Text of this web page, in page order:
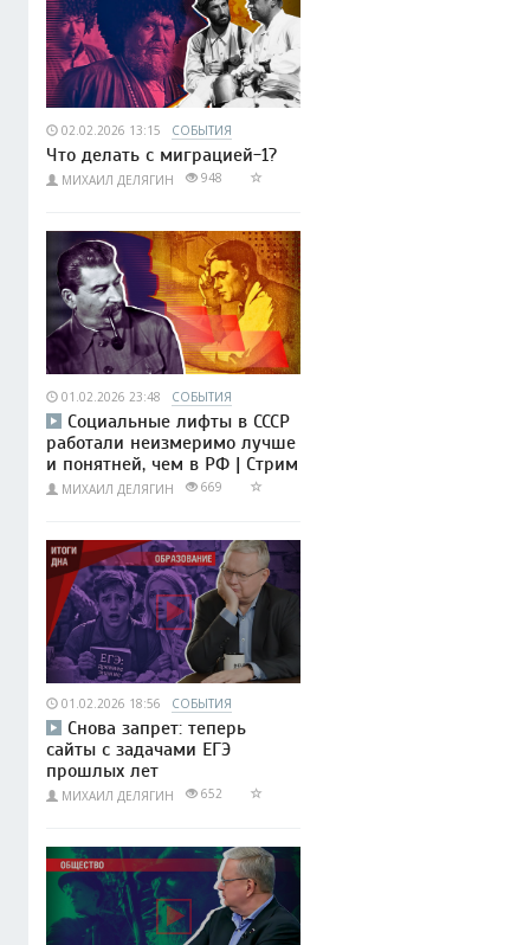
02.02.2026 13:15 СОБЫТИЯ
Что делать с миграцией-1?
МИХАИЛ ДЕЛЯГИН 948
01.02.2026 23:48 СОБЫТИЯ
Социальные лифты в СССР
работали неизмеримо лучше
и понятней, чем в РФ | Стрим
МИХАИЛ ДЕЛЯГИН 669
01.02.2026 18:56 СОБЫТИЯ
Снова запрет: теперь
сайты с задачами ЕГЭ
прошлых лет
МИХАИЛ ДЕЛЯГИН 652